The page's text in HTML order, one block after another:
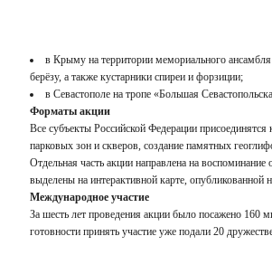
в Крыму на территории мемориального
берёзу, а также кустарники спиреи и форзиции;
в Севастополе на тропе «Большая
Форматы акции
Все субъекты Российской Федерации
парковых зон и скверов, создание памятных
Отдельная часть акции направлена на
выделены на интерактивной карте, опубликованной
Международное участие
За шесть лет проведения акции было посажено 160
готовности принять участие уже подали 20